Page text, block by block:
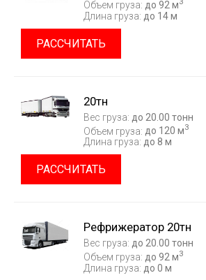
Объем груза: до 92 м
Длина груза: до 14 м
РАССЧИТАТЬ
20тн
Вес груза: до 20.00 тонн
Объем груза: до 120 м3
Длина груза: до 8 м
РАССЧИТАТЬ
Рефрижератор 20тн
Вес груза: до 20.00 тонн
Объем груза: до 92 м3
Длина груза: до 0 м